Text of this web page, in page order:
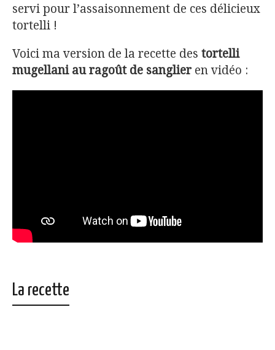
servi pour l’assaisonnement de ces délicieux
tortelli !
Voici ma version de la recette des tortelli
mugellani au ragoût de sanglieren vidéo :
La recette